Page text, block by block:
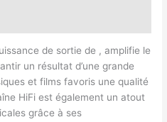
de sortie de , amplifie le
un résultat d’une grande
et films favoris une qualité
HiFi est également un atout
grâce à ses